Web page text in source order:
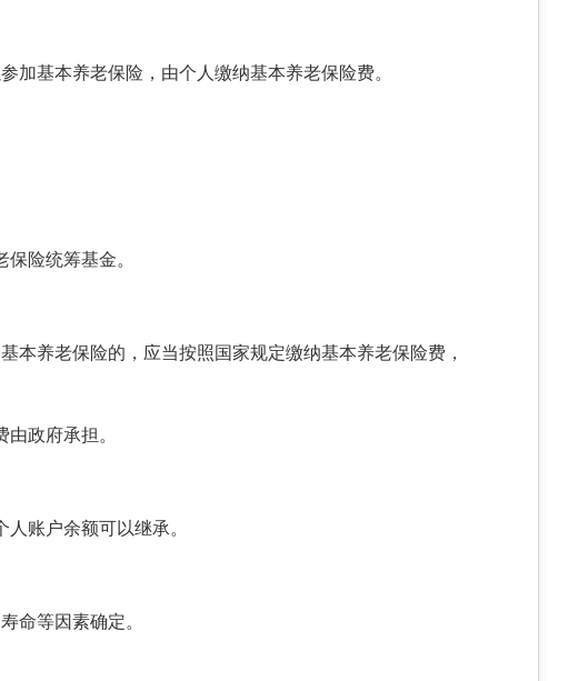
加基本养老保险，由个人缴纳基本养老保险费。
险统筹基金。
本养老保险的，应当按照国家规定缴纳基本养老保险费，
政府承担。
账户余额可以继承。
命等因素确定。